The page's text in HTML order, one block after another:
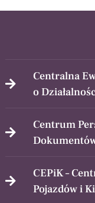
Centralna
o
Centrum
CEPiK –
Pojazdów i